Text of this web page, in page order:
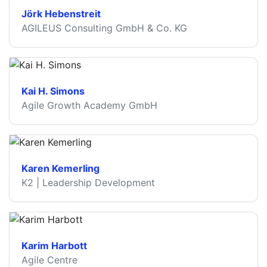
Jörk Hebenstreit
AGILEUS Consulting GmbH & Co. KG
Kai H. Simons
Agile Growth Academy GmbH
Karen Kemerling
K2 | Leadership Development
Karim Harbott
Agile Centre